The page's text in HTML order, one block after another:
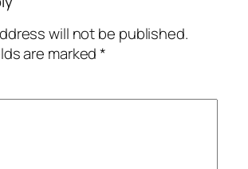
will not be published.
are marked*